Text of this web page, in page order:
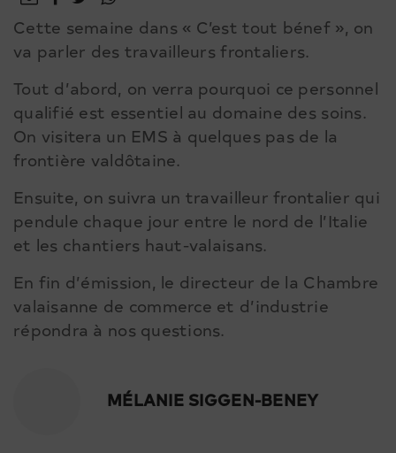
Cette semaine dans « C’est tout bénef », on
va parler des travailleurs frontaliers.
Tout d’abord, on verra pourquoi ce personnel
qualifié est essentiel au domaine des soins.
On visitera un EMS à quelques pas de la
frontière valdôtaine.
Ensuite, on suivra un travailleur frontalier qui
pendule chaque jour entre le nord de l’Italie
et les chantiers haut-valaisans.
En fin d’émission, le directeur de la Chambre
valaisanne de commerce et d’industrie
répondra à nos questions.
MÉLANIE SIGGEN-BENEY